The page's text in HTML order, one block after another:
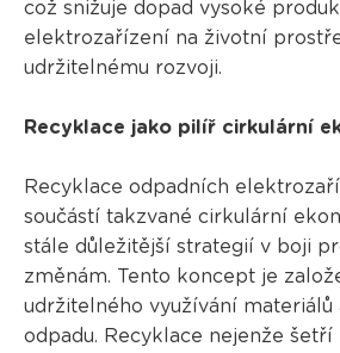
což snižuje dopad vysoké
elektrozařízení na životní
udržitelnému rozvoji.
Recyklace jako pilíř cirkulární
Recyklace odpadních
součástí takzvané cirkulární
stále důležitější strategií v boji
změnám. Tento koncept je
udržitelného využívání materiálů
odpadu. Recyklace nejenže